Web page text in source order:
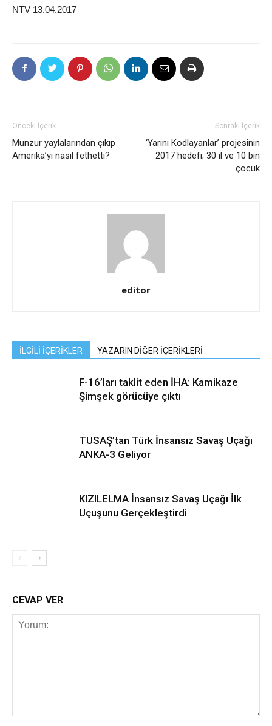
NTV 13.04.2017
Önceki İçerik
Munzur yaylalarından çıkıp
Amerika’yı nasıl fethetti?
Sonraki İçerik
‘Yarını Kodlayanlar’ projesinin
2017 hedefi; 30 il ve 10 bin
çocuk
editor
İLGİLİ İÇERİKLER YAZARIN DİĞER İÇERİKLERİ
F-16’ları taklit eden İHA: Kamikaze
Şimşek görücüye çıktı
TUSAŞ’tan Türk İnsansız Savaş Uçağı
ANKA-3 Geliyor
KIZILELMA İnsansız Savaş Uçağı İlk
Uçuşunu Gerçekleştirdi
CEVAP VER